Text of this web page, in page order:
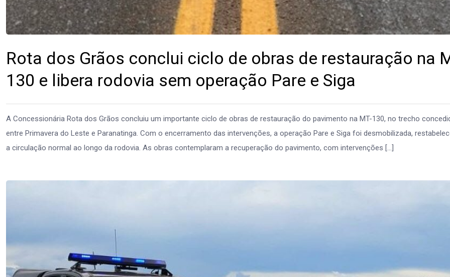
Rota dos Grãos conclui ciclo de obras de restauração na
130 e libera rodovia sem operação Pare e Siga
A Concessionária Rota dos Grãos concluiu um importante ciclo de obras de restauração do pavimento na MT-130, no trecho
entre Primavera do Leste e Paranatinga. Com o encerramento das intervenções, a operação Pare e Siga foi desmobilizada,
a circulação normal ao longo da rodovia. As obras contemplaram a recuperação do pavimento, com intervenções […]